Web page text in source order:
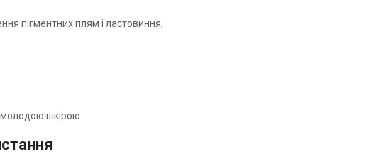
пігментних плям і ластовиння;
молодою шкірою.